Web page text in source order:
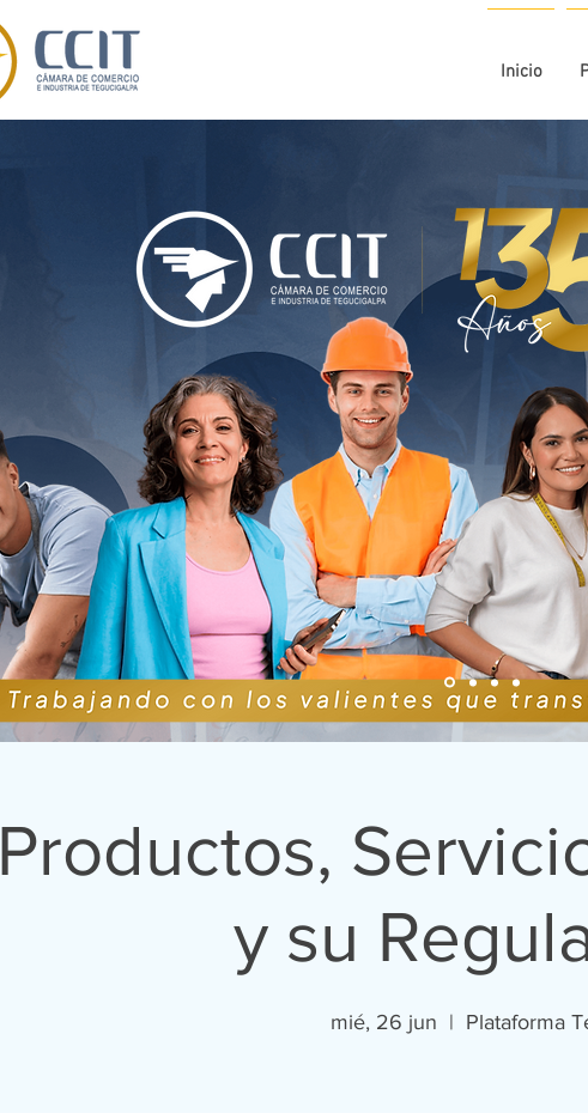
Inicio
Productos,
y su
mié, 26 jun
  |
Plataforma